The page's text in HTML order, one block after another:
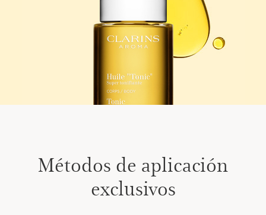
Métodos de aplicación
exclusivos